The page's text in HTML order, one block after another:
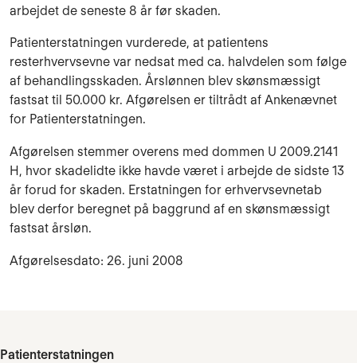
arbejdet de seneste 8 år før skaden.
Patienterstatningen vurderede, at patientens
resterhvervsevne var nedsat med ca. halvdelen som følge
af behandlingsskaden. Årslønnen blev skønsmæssigt
fastsat til 50.000 kr. Afgørelsen er tiltrådt af Ankenævnet
for Patienterstatningen.
Afgørelsen stemmer overens med dommen U 2009.2141
H, hvor skadelidte ikke havde været i arbejde de sidste 13
år forud for skaden. Erstatningen for erhvervsevnetab
blev derfor beregnet på baggrund af en skønsmæssigt
fastsat årsløn.
Afgørelsesdato: 26. juni 2008
Patienterstatningen